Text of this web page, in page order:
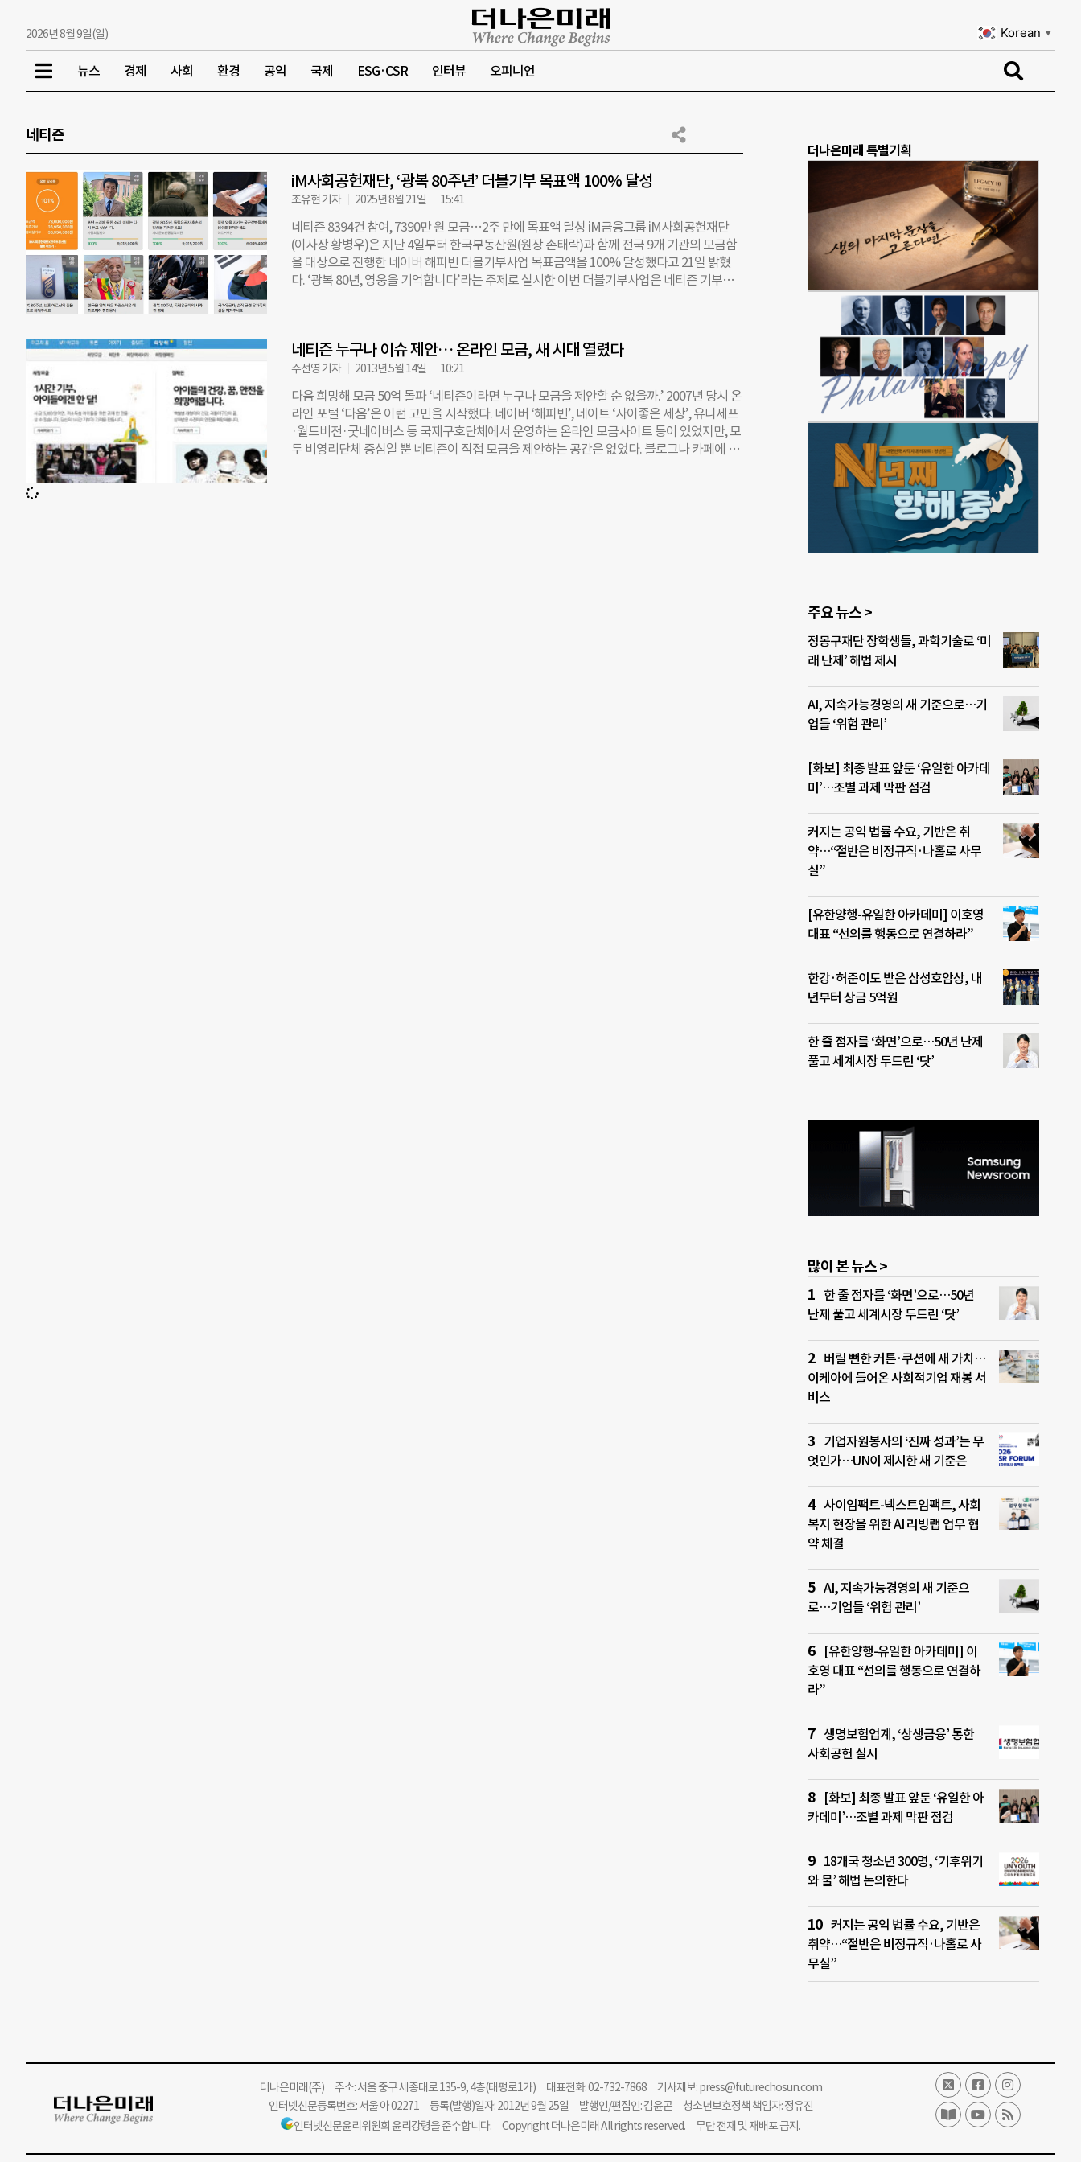
2026년 8월 9일(일) Korean ▼
뉴스 경제 사회 환경 공익 국제 ESG·CSR 인터뷰 오피니언
네티즌
iM사회공헌재단, ‘광복 80주년’ 더블기부 목표액 100% 달성
조유현 기자 2025년 8월 21일 15:41
네티즌 8394건 참여, 7390만 원 모금…2주 만에 목표액 달성 iM금융그룹 iM사회공헌재단
(이사장 황병우)은 지난 4일부터 한국부동산원(원장 손태락)과 함께 전국 9개 기관의 모금함
을 대상으로 진행한 네이버 해피빈 더블기부사업 목표금액을 100% 달성했다고 21일 밝혔
다. ‘광복 80년, 영웅을 기억합니다’라는 주제로 실시한 이번 더블기부사업은 네티즌 기부만
경 유가족, 에티오피아 참전용사, 폭염 속 국방의 책임을 다하고 있는 국군장병 등을 위해 집
수리, 생필품 및 식사 제공, 보청기·생수 등을 지원할 예정이다. iM사회공헌재단과 한국부동
산원이 진행하는 해피빈 더블기부사업은 이번에 100회째를 맞이했으며, 네티즌의 뜨거운 참
여로 캠페인 시작 2주일 만에 조기 목표 달성에 성공하며 참여형 사회공헌사업을 통한 기부
문화 확산에 앞장서 눈길을 끌었다. iM사회공헌재단 황병우 이사장은 “광복 80주년을 맞아
네티즌의 적극적인 참여로 의미 있는 성과를 이루게 됐으며, 보훈 대상자들에게도 실질적인
도움을 드릴 수 있게 돼 기쁘다”라며 “앞으로도 폭넓은 분야에서 참여형 사회공헌사업을 통
네티즌 누구나 이슈 제안… 온라인 모금, 새 시대 열렸다
주선영 기자 2013년 5월 14일 10:21
다음 희망해 모금 50억 돌파 ‘네티즌이라면 누구나 모금을 제안할 순 없을까.’ 2007년 당시 온
라인 포털 ‘다음’은 이런 고민을 시작했다. 네이버 ‘해피빈’, 네이트 ‘사이좋은 세상’, 유니세프
·월드비전·굿네이버스 등 국제구호단체에서 운영하는 온라인 모금사이트 등이 있었지만, 모
두 비영리단체 중심일 뿐 네티즌이 직접 모금을 제안하는 공간은 없었다. 블로그나 카페에 모
더나은미래 특별기획
주요 뉴스 >
정몽구재단 장학생들, 과학기술로 ‘미
래 난제’ 해법 제시
AI, 지속가능경영의 새 기준으로…기
업들 ‘위험 관리’
[화보] 최종 발표 앞둔 ‘유일한 아카데
미’…조별 과제 막판 점검
커지는 공익 법률 수요, 기반은 취
약…“절반은 비정규직·나홀로 사무
실”
[유한양행-유일한 아카데미] 이호영
대표 “선의를 행동으로 연결하라”
한강·허준이도 받은 삼성호암상, 내
년부터 상금 5억원
한 줄 점자를 ‘화면’으로…50년 난제
풀고 세계시장 두드린 ‘닷’
많이 본 뉴스 >
한 줄 점자를 ‘화면’으로…50년
난제 풀고 세계시장 두드린 ‘닷’
버릴 뻔한 커튼·쿠션에 새 가치…
이케아에 들어온 사회적기업 재봉 서
비스
기업자원봉사의 ‘진짜 성과’는 무
엇인가…UN이 제시한 새 기준은
사이임팩트-넥스트임팩트, 사회
복지 현장을 위한 AI 리빙랩 업무 협
약 체결
AI, 지속가능경영의 새 기준으
로…기업들 ‘위험 관리’
[유한양행-유일한 아카데미] 이
호영 대표 “선의를 행동으로 연결하
라”
생명보험업계, ‘상생금융’ 통한
사회공헌 실시
[화보] 최종 발표 앞둔 ‘유일한 아
카데미’…조별 과제 막판 점검
18개국 청소년 300명, ‘기후위기
와 물’ 해법 논의한다
커지는 공익 법률 수요, 기반은
취약…“절반은 비정규직·나홀로 사
무실”
더나은미래(주)주소: 서울 중구 세종대로 135-9, 4층(태평로1가) 대표전화: 02-732-7868 기사제보:press@futurechosun.com
인터넷신문등록번호: 서울 아 02271 등록(발행)일자: 2012년 9월 25일 발행인/편집인: 김윤곤 청소년보호정책 책임자: 정유진
인터넷신문윤리위원회 윤리강령을 준수합니다. Copyright 더나은미래 All rights reserved. 무단 전재 및 재배포 금지.